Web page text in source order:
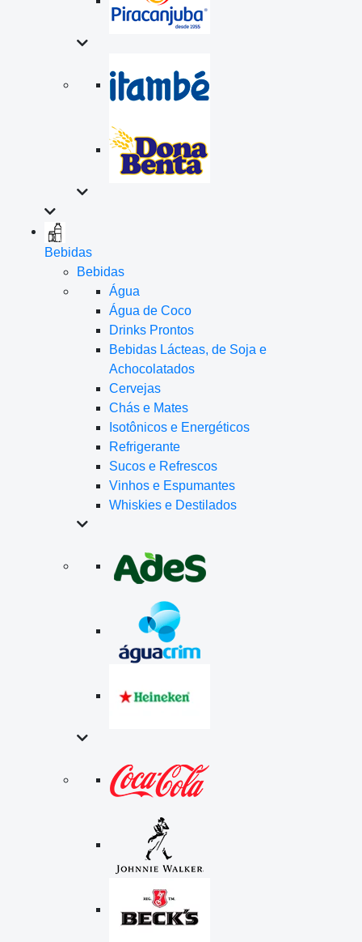
Bebidas
Bebidas
Água
Água de Coco
Drinks Prontos
Bebidas Lácteas, de Soja e
Achocolatados
Cervejas
Chás e Mates
Isotônicos e Energéticos
Refrigerante
Sucos e Refrescos
Vinhos e Espumantes
Whiskies e Destilados